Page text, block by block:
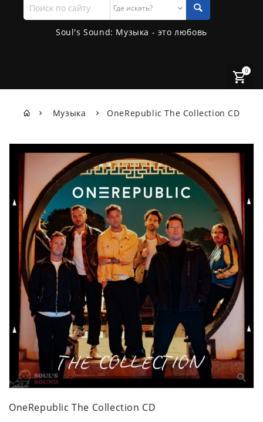
по
сайту
Soul's Sound: Музыка - это любовь
0
Музыка OneRepublic The Collection CD
OneRepublic The Collection CD